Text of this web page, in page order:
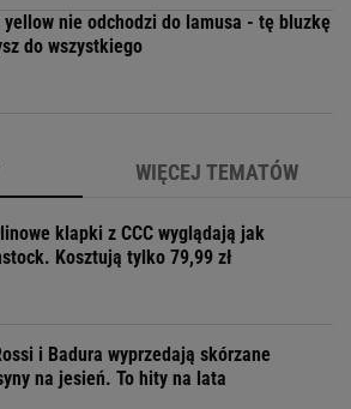
yellow nie odchodzi do lamusa - tę bluzkę
do wszystkiego
WIĘCEJ TEMATÓW
klapki z CCC wyglądają jak
Kosztują tylko 79,99 zł
i Badura wyprzedają skórzane
na jesień. To hity na lata